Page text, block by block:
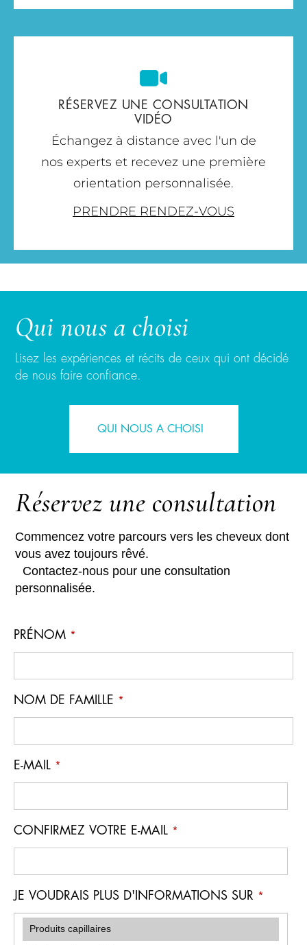
RÉSERVEZ UNE CONSULTATION
VIDÉO
Échangez à distance avec l'un de
nos experts et recevez une première
orientation personnalisée.
PRENDRE RENDEZ-VOUS
Qui nous a choisi
Lisez les expériences et récits de ceux qui ont décidé
de nous faire confiance.
QUI NOUS A CHOISI
Réservez une consultation
Commencez votre parcours vers les cheveux dont
vous avez toujours rêvé.
Contactez-nous pour une consultation
personnalisée.
PRÉNOM *
NOM DE FAMILLE *
E-MAIL *
CONFIRMEZ VOTRE E-MAIL *
JE VOUDRAIS PLUS D'INFORMATIONS SUR *